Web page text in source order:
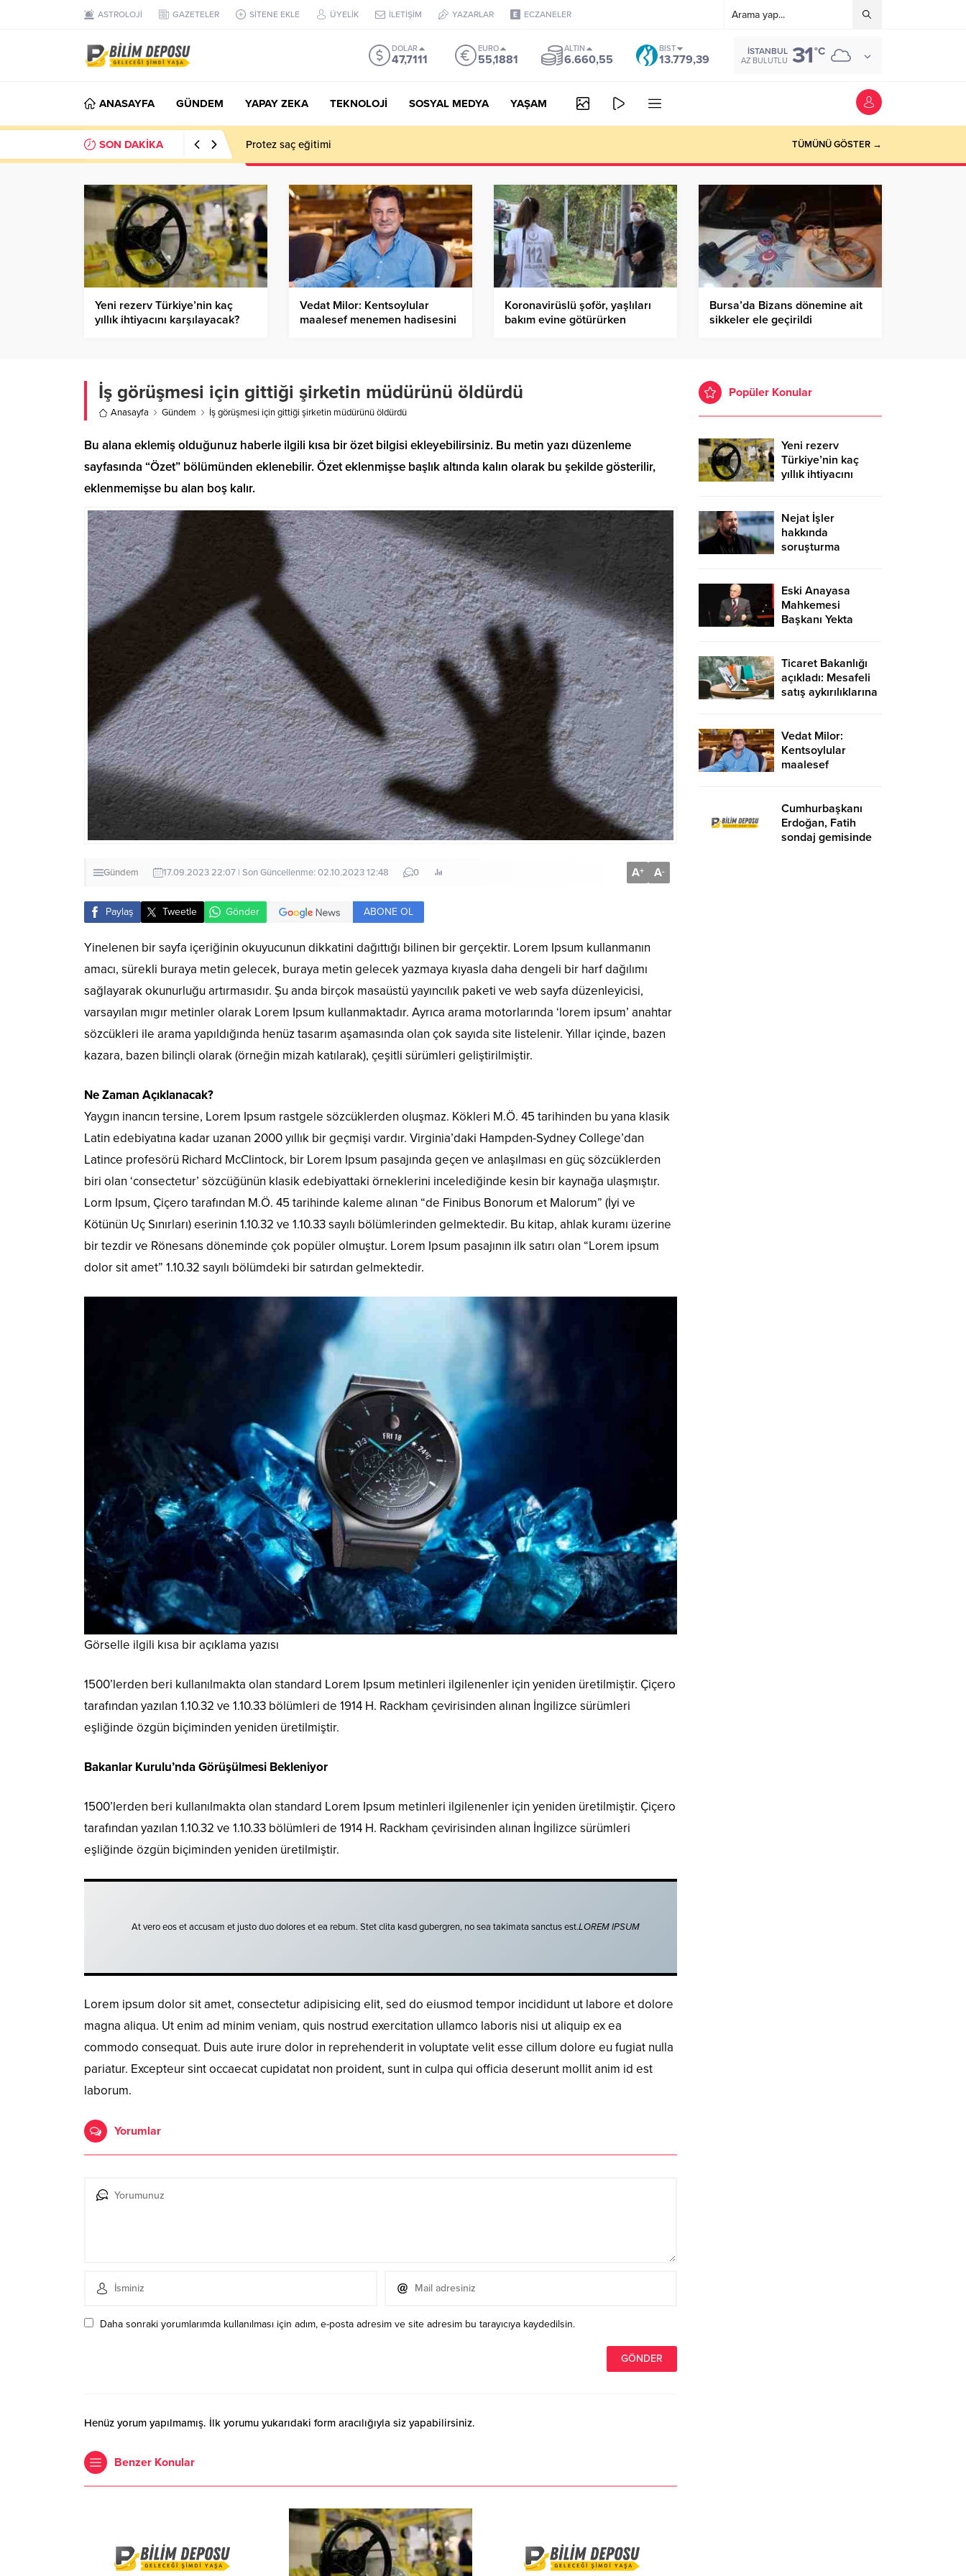
ASTROLOJİ GAZETELER SİTENE EKLE ÜYELİK İLETİŞİM YAZARLAR ECZANELER
DOLAR
47,7111
EURO
55,1881
ALTIN
6.660,55
BIST
13.779,39
İSTANBUL
AZ BULUTLU 31°C
ANASAYFA GÜNDEM YAPAY ZEKA TEKNOLOJİ SOSYAL MEDYA YAŞAM
SON DAKİKA EN İYİ 10 YAPAY ZEKA VİDEO OLUŞTURUCU TÜMÜNÜ GÖSTER →
Yeni rezerv Türkiye’nin kaç
yıllık ihtiyacını karşılayacak?
Vedat Milor: Kentsoylular
maalesef menemen hadisesini
Koronavirüslü şoför, yaşlıları
bakım evine götürürken
Bursa’da Bizans dönemine ait
sikkeler ele geçirildi
İş görüşmesi için gittiği şirketin müdürünü öldürdü
Anasayfa Gündem İş görüşmesi için gittiği şirketin müdürünü öldürdü
Bu alana eklemiş olduğunuz haberle ilgili kısa bir özet bilgisi ekleyebilirsiniz. Bu metin yazı düzenleme
sayfasında “Özet” bölümünden eklenebilir. Özet eklenmişse başlık altında kalın olarak bu şekilde gösterilir,
eklenmemişse bu alan boş kalır.
Gündem 17.09.2023 22:07 | Son Güncellenme: 02.10.2023 12:48 0 A+ A-
Paylaş Tweetle Gönder ABONE OL
Yinelenen bir sayfa içeriğinin okuyucunun dikkatini dağıttığı bilinen bir gerçektir. Lorem Ipsum kullanmanın
amacı, sürekli buraya metin gelecek, buraya metin gelecek yazmaya kıyasla daha dengeli bir harf dağılımı
sağlayarak okunurluğu artırmasıdır. Şu anda birçok masaüstü yayıncılık paketi ve web sayfa düzenleyicisi,
varsayılan mıgır metinler olarak Lorem Ipsum kullanmaktadır. Ayrıca arama motorlarında ‘lorem ipsum’ anahtar
sözcükleri ile arama yapıldığında henüz tasarım aşamasında olan çok sayıda site listelenir. Yıllar içinde, bazen
kazara, bazen bilinçli olarak (örneğin mizah katılarak), çeşitli sürümleri geliştirilmiştir.
Ne Zaman Açıklanacak?
Yaygın inancın tersine, Lorem Ipsum rastgele sözcüklerden oluşmaz. Kökleri M.Ö. 45 tarihinden bu yana klasik
Latin edebiyatına kadar uzanan 2000 yıllık bir geçmişi vardır. Virginia’daki Hampden-Sydney College’dan
Latince profesörü Richard McClintock, bir Lorem Ipsum pasajında geçen ve anlaşılması en güç sözcüklerden
biri olan ‘consectetur’ sözcüğünün klasik edebiyattaki örneklerini incelediğinde kesin bir kaynağa ulaşmıştır.
Lorm Ipsum, Çiçero tarafından M.Ö. 45 tarihinde kaleme alınan “de Finibus Bonorum et Malorum” (İyi ve
Kötünün Uç Sınırları) eserinin 1.10.32 ve 1.10.33 sayılı bölümlerinden gelmektedir. Bu kitap, ahlak kuramı üzerine
bir tezdir ve Rönesans döneminde çok popüler olmuştur. Lorem Ipsum pasajının ilk satırı olan “Lorem ipsum
dolor sit amet” 1.10.32 sayılı bölümdeki bir satırdan gelmektedir.
Görselle ilgili kısa bir açıklama yazısı
1500’lerden beri kullanılmakta olan standard Lorem Ipsum metinleri ilgilenenler için yeniden üretilmiştir. Çiçero
tarafından yazılan 1.10.32 ve 1.10.33 bölümleri de 1914 H. Rackham çevirisinden alınan İngilizce sürümleri
eşliğinde özgün biçiminden yeniden üretilmiştir.
Bakanlar Kurulu’nda Görüşülmesi Bekleniyor
1500’lerden beri kullanılmakta olan standard Lorem Ipsum metinleri ilgilenenler için yeniden üretilmiştir. Çiçero
tarafından yazılan 1.10.32 ve 1.10.33 bölümleri de 1914 H. Rackham çevirisinden alınan İngilizce sürümleri
eşliğinde özgün biçiminden yeniden üretilmiştir.
At vero eos et accusam et justo duo dolores et ea rebum. Stet clita kasd gubergren, no sea takimata sanctus est.LOREM IPSUM
Lorem ipsum dolor sit amet, consectetur adipisicing elit, sed do eiusmod tempor incididunt ut labore et dolore
magna aliqua. Ut enim ad minim veniam, quis nostrud exercitation ullamco laboris nisi ut aliquip ex ea
commodo consequat. Duis aute irure dolor in reprehenderit in voluptate velit esse cillum dolore eu fugiat nulla
pariatur. Excepteur sint occaecat cupidatat non proident, sunt in culpa qui officia deserunt mollit anim id est
laborum.
Yorumlar
Daha sonraki yorumlarımda kullanılması için adım, e-posta adresim ve site adresim bu tarayıcıya kaydedilsin.
Henüz yorum yapılmamış. İlk yorumu yukarıdaki form aracılığıyla siz yapabilirsiniz.
Benzer Konular
Popüler Konular
Yeni rezerv
Türkiye’nin kaç
yıllık ihtiyacını
Nejat İşler
hakkında
soruşturma
Eski Anayasa
Mahkemesi
Başkanı Yekta
iktidara güvenerek
böyle kararlar
alıyor
Ticaret Bakanlığı
açıkladı: Mesafeli
satış aykırılıklarına
Vedat Milor:
Kentsoylular
maalesef
zaman
hazmedemediler
Cumhurbaşkanı
Erdoğan, Fatih
sondaj gemisinde